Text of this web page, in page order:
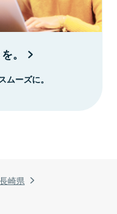
長崎県
。
ーズに。